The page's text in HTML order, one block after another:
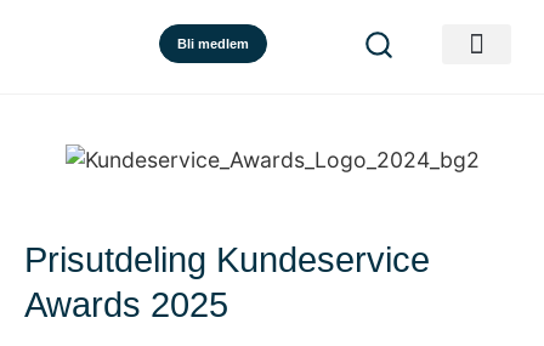
Bli medlem
Prisutdeling Kundeservice
Awards 2025